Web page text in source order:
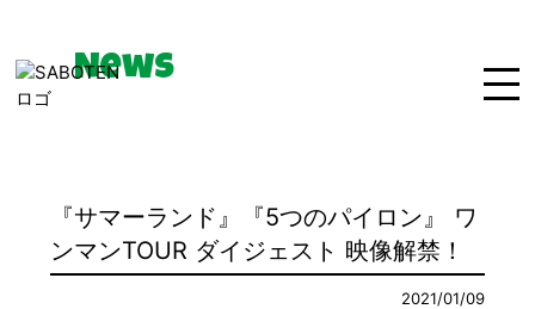
Bio Media Disco
Contact
News
『サマーランド』『5つのパイロン』 ワ
ンマンTOUR ダイジェスト 映像解禁！
2021/01/09